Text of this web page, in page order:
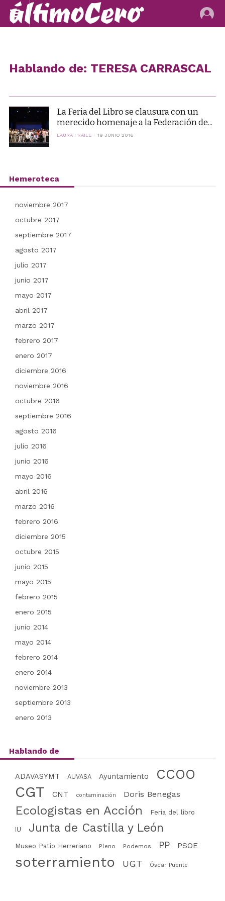
Hablando de: TERESA CARRASCAL
La Feria del Libro se clausura con un
merecido homenaje a la Federación de...
LAURA FRAILE 19 JUNIO 2016
Hemeroteca
noviembre 2017
octubre 2017
septiembre 2017
agosto 2017
julio 2017
junio 2017
mayo 2017
abril 2017
marzo 2017
febrero 2017
enero 2017
diciembre 2016
noviembre 2016
octubre 2016
septiembre 2016
agosto 2016
julio 2016
junio 2016
mayo 2016
abril 2016
marzo 2016
febrero 2016
diciembre 2015
octubre 2015
junio 2015
mayo 2015
febrero 2015
enero 2015
junio 2014
mayo 2014
febrero 2014
enero 2014
noviembre 2013
septiembre 2013
enero 2013
Hablando de
ADAVASYMT AUVASA Ayuntamiento CCOO
CGT CNT contaminación Doris Benegas
Ecologistas en Acción Feria del libro
IU Junta de Castilla y León
Museo Patio Herreriano Pleno Podemos PP PSOE
soterramiento UGT Óscar Puente